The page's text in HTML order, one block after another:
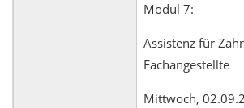
Modul 7:
Assistenz für
Fachangestellte
Mittwoch,